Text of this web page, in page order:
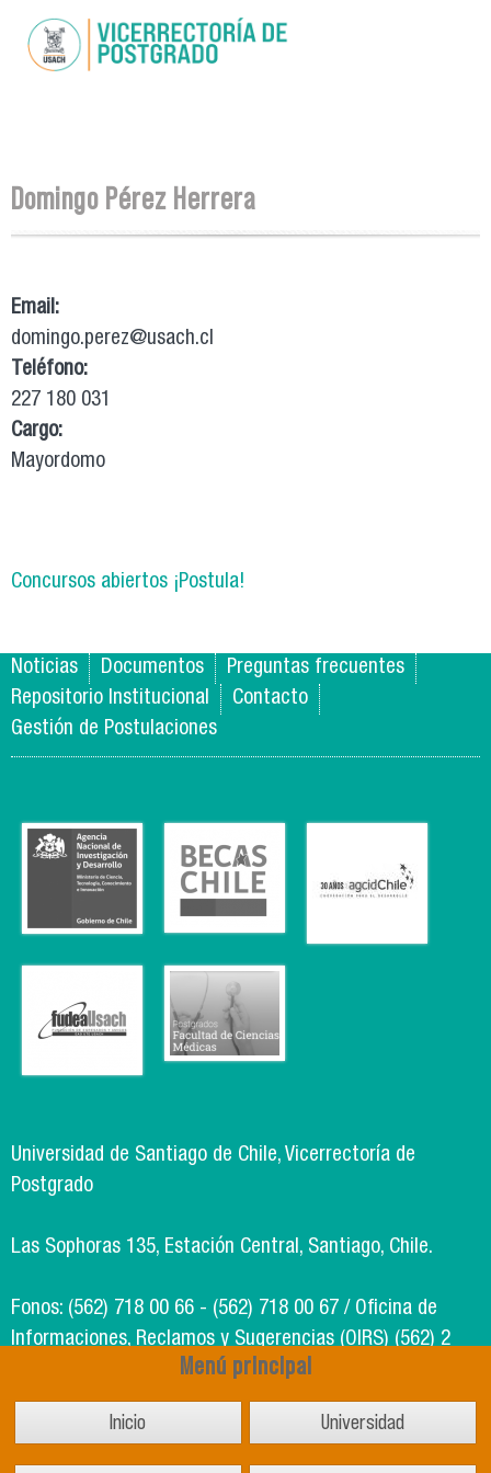
contenido
Menú principal
Inicio Universidad
Se encuentra usted aquí
Domingo Pérez Herrera
Email:
domingo.perez@usach.cl
Teléfono:
227 180 031
Cargo:
Mayordomo
Concursos abiertos ¡Postula!
Noticias Documentos
Preguntas frecuentes
Repositorio Institucional
Contacto
Gestión de Postulaciones
Universidad de Santiago de Chile, Vicerrectoría de
Postgrado
Las Sophoras 135, Estación Central, Santiago, Chile.
Fonos: (562) 718 00 66 - (562) 718 00 67 / Oficina de
Informaciones, Reclamos y Sugerencias (OIRS) (562) 2
Soporte Informático Segic: (562) 718 02 25